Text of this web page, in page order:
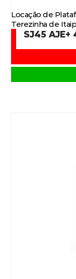
Locação de
Terezinha de
SJ45 AJE+